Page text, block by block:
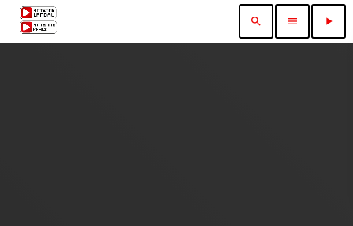
search menu play_arrow